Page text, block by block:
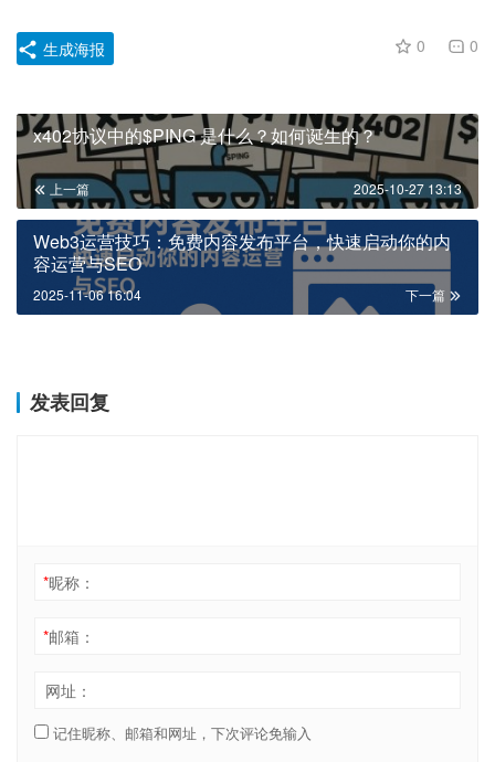
0 0
生成海报
x402协议中的$PING 是什么？如何诞生的？
上一篇 2025-10-27 13:13
Web3运营技巧：免费内容发布平台，快速启动你的内
容运营与SEO
下一篇
2025-11-06 16:04
发表回复
*昵称：
*邮箱：
网址：
记住昵称、邮箱和网址，下次评论免输入